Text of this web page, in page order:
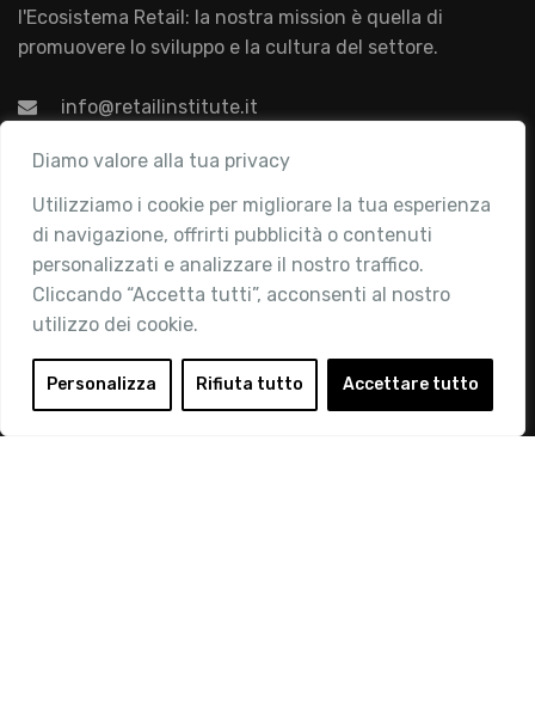
Diamo valore alla tua privacy
Utilizziamo i cookie per migliorare la tua esperienza
di navigazione, offrirti pubblicità o contenuti
personalizzati e analizzare il nostro traffico.
Cliccando “Accetta tutti”, acconsenti al nostro
utilizzo dei cookie.
Personalizza Rifiuta tutto Accettare tutto
l'Ecosistema Retail: la nostra mission è quella di
promuovere lo sviluppo e la cultura del settore.
info@retailinstitute.it
Associazione
Chi siamo
Attività
Contatti
Area Riservata
Login
Diventa Socio